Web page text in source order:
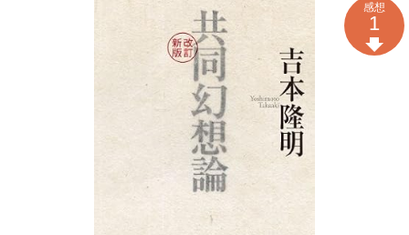
感想
1